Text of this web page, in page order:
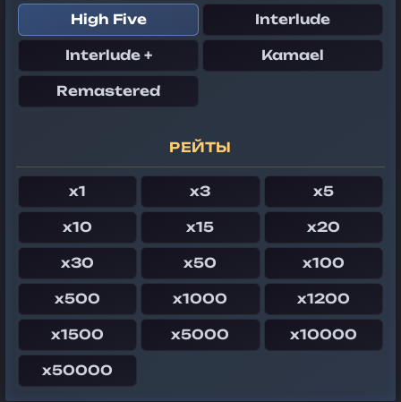
High Five Interlude
Interlude + Kamael
Remastered
РЕЙТЫ
x1 x3 x5
x10 x15 x20
x30 x50 x100
x500 x1000 x1200
x1500 x5000 x10000
x50000